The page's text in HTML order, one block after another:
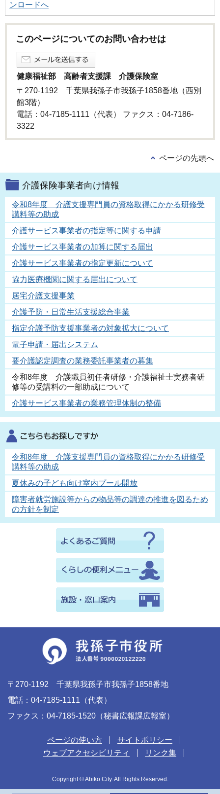
ンロードへ
このページについてのお問い合わせは
健康福祉部 高齢者支援課 介護保険室
〒270-1192 千葉県我孫子市我孫子1858番地（西別
館3階）
電話：04-7185-1111（代表） ファクス：04-7186-
3322
ページの先頭へ
介護保険事業者向け情報
令和8年度 介護支援専門員の資格取得にかかる研修受
講料等の助成
介護サービス事業者の指定等に関する申請
介護サービス事業者の加算に関する届出
介護サービス事業者の指定更新について
協力医療機関に関する届出について
居宅介護支援事業
介護予防・日常生活支援総合事業
指定介護予防支援事業者の対象拡大について
電子申請・届出システム
要介護認定調査の業務委託事業者の募集
令和8年度 介護職員初任者研修・介護福祉士実務者研
修等の受講料の一部助成について
介護サービス事業者の業務管理体制の整備
令和8年度 介護支援専門員の資格取得にかかる研修受
講料等の助成
夏休みの子ども向け室内プール開放
障害者就労施設等からの物品等の調達の推進を図るため
の方針を制定
〒270-1192 千葉県我孫子市我孫子1858番地
電話：04-7185-1111（代表）
ファクス：04-7185-1520（秘書広報課広報室）
ページの使い方
サイトポリシー
ウェブアクセシビリティ
リンク集
Copyright © Abiko City. All Rights Reserved.